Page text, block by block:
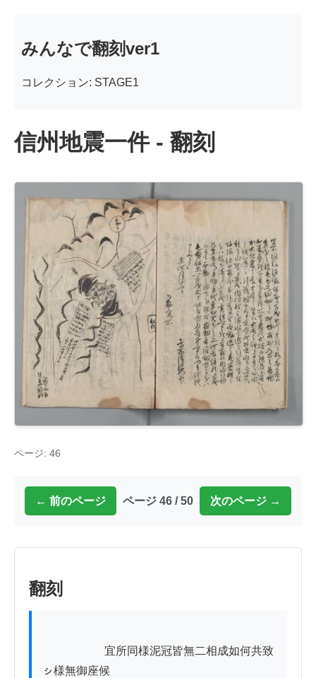
みんなで翻刻ver1
コレクション: STAGE1
信州地震一件 - 翻刻
ページ: 46
← 前のページ ページ 46 / 50 次のページ →
翻刻
ㇱ様無御座候